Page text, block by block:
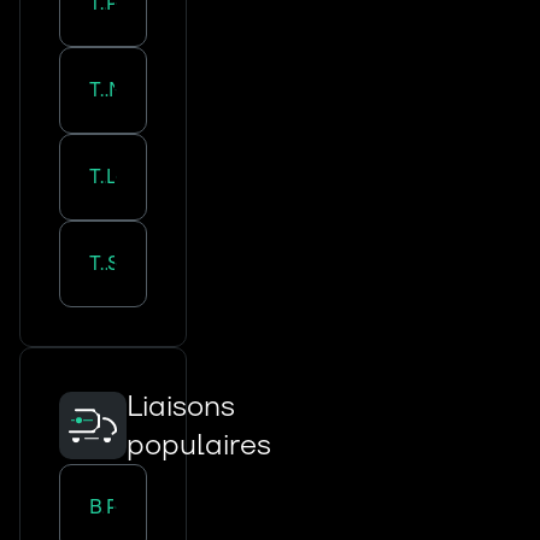
Transport routier :
Transport routier :
Transport routier :
Liaisons
populaires
Bordeaux
-